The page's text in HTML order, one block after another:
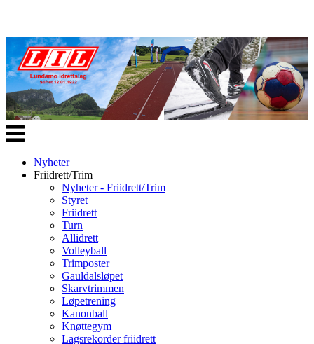
Veksle
navigasjon
Nyheter
Friidrett/Trim
Nyheter - Friidrett/Trim
Styret
Friidrett
Turn
Allidrett
Volleyball
Trimposter
Gauldalsløpet
Skarvtrimmen
Løpetrening
Kanonball
Knøttegym
Lagsrekorder friidrett